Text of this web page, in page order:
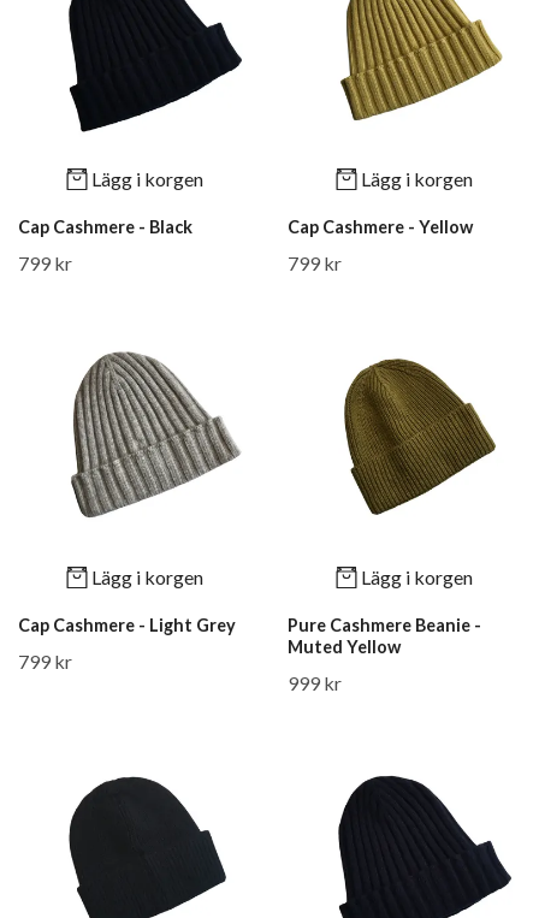
Lägg i korgen
Cap Cashmere - Black
799 kr
Lägg i korgen
Cap Cashmere - Yellow
799 kr
Lägg i korgen
Cap Cashmere - Light Grey
799 kr
Lägg i korgen
Pure Cashmere Beanie -
Muted Yellow
999 kr